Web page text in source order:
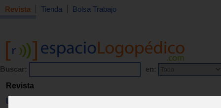
Revista Tienda Bolsa Trabajo
Buscar: en:
Revista
Libros